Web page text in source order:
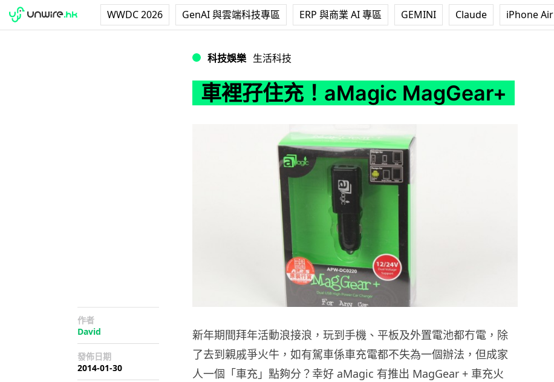
WWDC 2026 GenAI 與雲端科技專區 ERP 與商業 AI 專區 GEMINI Claude iPhone Air
科技娛樂 生活科技
車裡孖住充！aMagic MagGear+
作者
David
發佈日期
2014-01-30
新年期間拜年活動浪接浪，玩到手機、平板及外置電池都冇電，除
了去到親戚爭火牛，如有駕車係車充電都不失為一個辦法，但成家
人一個「車充」點夠分？幸好 aMagic 有推出 MagGear + 車充火